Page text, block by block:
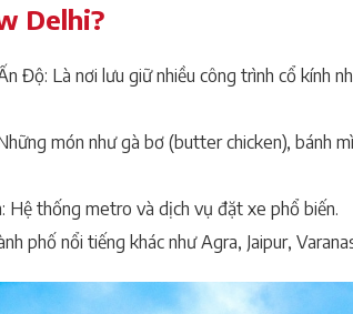
Delhi?
Độ: Là nơi lưu giữ nhiều công trình cổ kính
món như gà bơ (butter chicken), bánh
Hệ thống metro và dịch vụ đặt xe phổ biến.
phố nổi tiếng khác như Agra, Jaipur,